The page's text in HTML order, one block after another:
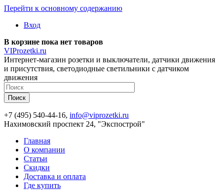
Перейти к основному содержанию
Вход
В корзине пока нет товаров
VIProzetki.ru
Интернет-магазин розетки и выключатели, датчики движения
и присутствия, светодиодные светильники с датчиком
движения
+7 (495) 540-44-16, info@viprozetki.ru
Нахимовский проспект 24, "Экспострой"
Главная
О компании
Статьи
Скидки
Доставка и оплата
Где купить